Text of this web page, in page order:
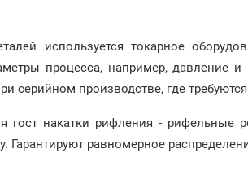
используется токарное
процесса, например,
серийном производстве, где
гост накатки рифления -
Гарантируют равномерное